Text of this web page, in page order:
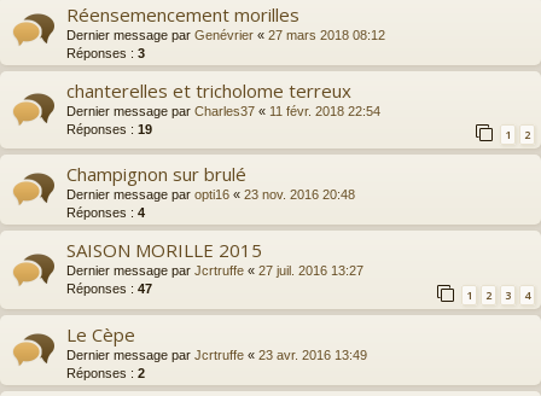
Réensemencement morilles
Dernier message par Genévrier « 27 mars 2018 08:12
Réponses : 3
chanterelles et tricholome terreux
Dernier message par Charles37 « 11 févr. 2018 22:54
Réponses : 19 1 2
Champignon sur brulé
Dernier message par opti16 « 23 nov. 2016 20:48
Réponses : 4
SAISON MORILLE 2015
Dernier message par Jcrtruffe « 27 juil. 2016 13:27
Réponses : 47 1 2 3 4
Le Cèpe
Dernier message par Jcrtruffe « 23 avr. 2016 13:49
Réponses : 2